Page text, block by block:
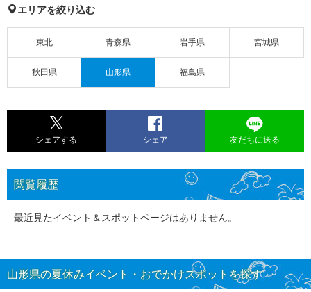
エリアを絞り込む
東北 青森県 岩手県 宮城県
秋田県 山形県 福島県
シェアする シェア 友だちに送る
閲覧履歴
最近見たイベント＆スポットページはありません。
山形県の夏休みイベント・おでかけスポットを探す